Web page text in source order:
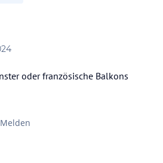
oder französische Balkons
Melden